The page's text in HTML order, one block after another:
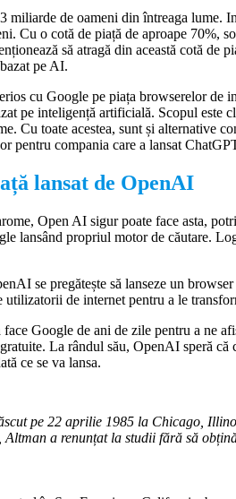
miliarde de oameni din întreaga lume.
Cu o cotă de piață de aproape 70%,
să atragă din această cotă de
pe AI.
cu Google pe piața browserelor
pe inteligență artificială. Scopul
Cu toate acestea, sunt și alternative
pentru compania care a lansat
lansat de OpenAI
Open AI sigur poate face asta,
lansând propriul motor de căutare.
se pregătește să lanseze un
utilizatorii de internet pentru a le
Google de ani de zile pentru a ne
La rândul său, OpenAI speră
ce se va lansa.
pe 22 aprilie 1985 la Chicago,
a renunțat la studii fără să